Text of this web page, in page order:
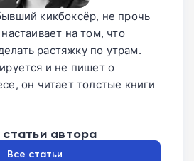
кикбоксёр, не прочь
на том, что
растяжку по утрам.
и не пишет о
он читает толстые книги
автора
Все статьи